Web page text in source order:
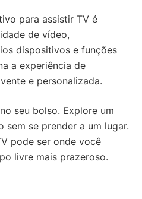
para assistir TV é
de vídeo,
dispositivos e funções
a experiência de
e personalizada.
seu bolso. Explore um
sem se prender a um lugar.
pode ser onde você
livre mais prazeroso.